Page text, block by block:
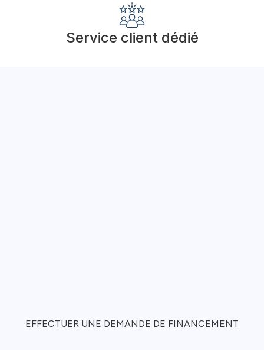
Service client dédié
EFFECTUER UNE DEMANDE DE FINANCEMENT